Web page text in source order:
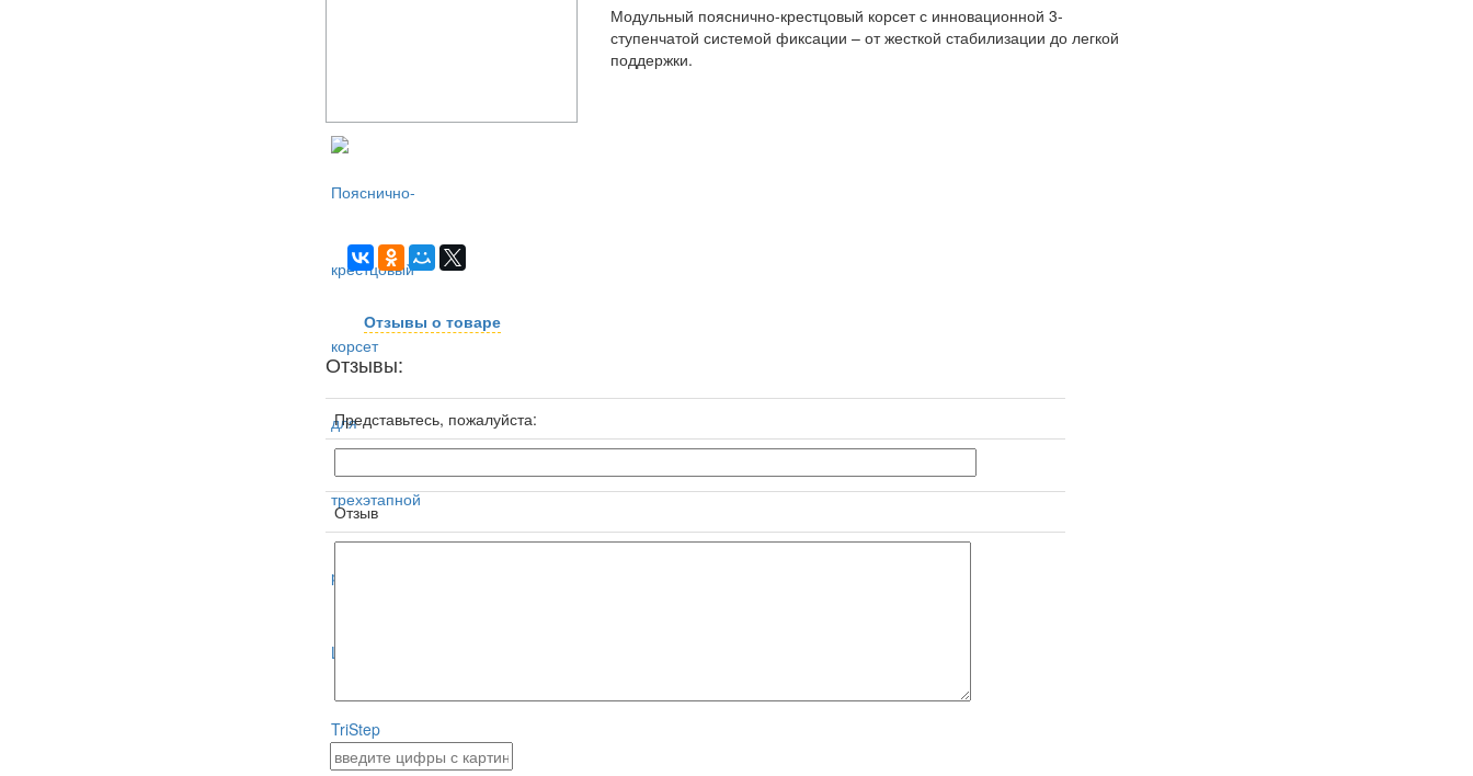
Отзывы о товаре
Модульный пояснично-крестцовый корсет с инновационной 3-
ступенчатой системой фиксации – от жесткой стабилизации до легкой
поддержки.
Отзывы:
Представьтесь, пожалуйста:
Отзыв